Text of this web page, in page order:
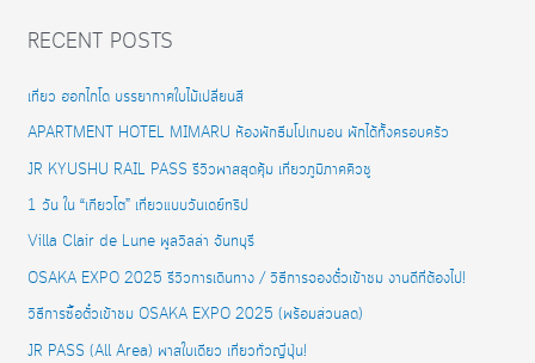
RECENT POSTS
เที่ยว ฮอกไกโด บรรยากาศใบไม้เปลี่ยนสี
APARTMENT HOTEL MIMARU ห้องพักธีมโปเกมอน พักได้ทั้งครอบครัว
JR KYUSHU RAIL PASS รีวิวพาสสุดคุ้ม เที่ยวภูมิภาคคิวชู
1 วัน ใน “เกียวโต” เที่ยวแบบวันเดย์ทริป
Villa Clair de Lune พูลวิลล่า จันทบุรี
OSAKA EXPO 2025 รีวิวการเดินทาง / วิธีการจองตั๋วเข้าชม งานดีที่ต้องไป!
วิธีการซื้อตั๋วเข้าชม OSAKA EXPO 2025 (พร้อมส่วนลด)
JR PASS (All Area) พาสใบเดียว เที่ยวทั่วญี่ปุ่น!